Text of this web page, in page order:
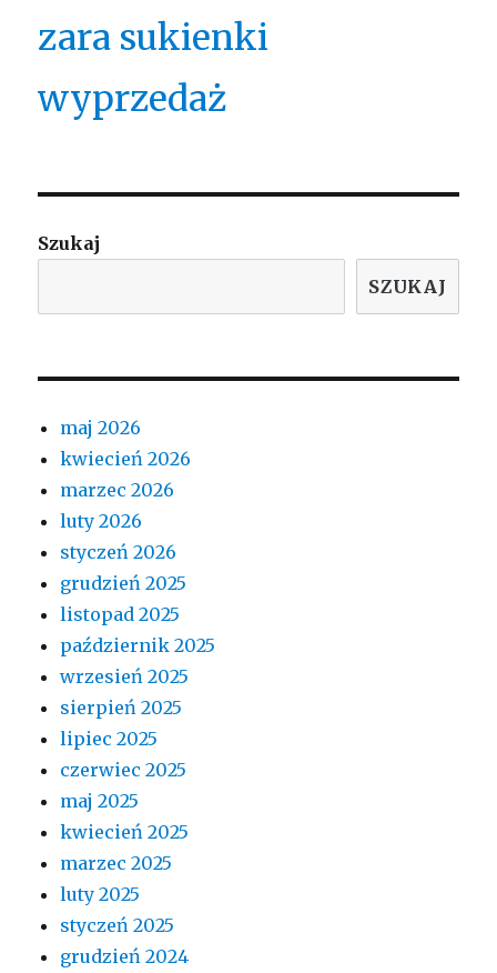
zara sukienki
wyprzedaż
Szukaj
SZUKAJ
maj 2026
kwiecień 2026
marzec 2026
luty 2026
styczeń 2026
grudzień 2025
listopad 2025
październik 2025
wrzesień 2025
sierpień 2025
lipiec 2025
czerwiec 2025
maj 2025
kwiecień 2025
marzec 2025
luty 2025
styczeń 2025
grudzień 2024